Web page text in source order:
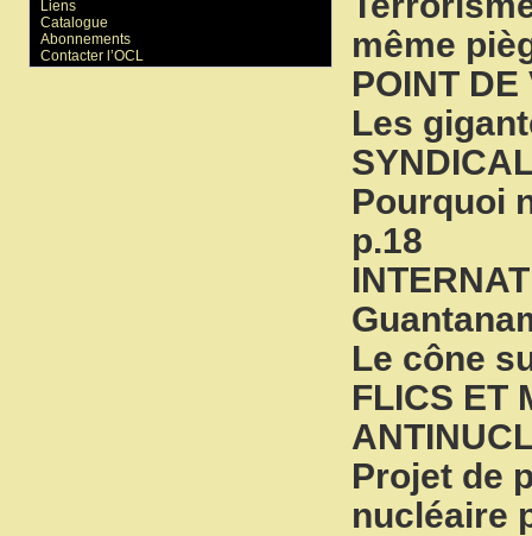
même
POINT DE
Les
Pourquoi
p.18
Le cône
FLICS ET
Projet de
nucléaire
Liens
Catalogue
Abonnements
Contacter l’OCL